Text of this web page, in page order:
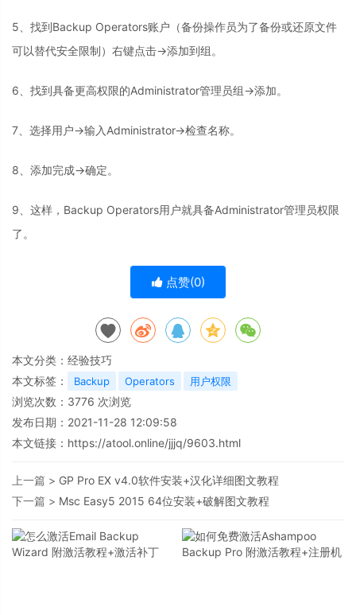
5、找到Backup Operators账户（备份操作员为了备份或还原文件
可以替代安全限制）右键点击→添加到组。
6、找到具备更高权限的Administrator管理员组→添加。
7、选择用户→输入Administrator→检查名称。
8、添加完成→确定。
9、这样，Backup Operators用户就具备Administrator管理员权限
了。
点赞(0)
本文分类： 经验技巧
本文标签：
Backup Operators 用户权限
浏览次数： 3776 次浏览
发布日期：2021-11-28 12:09:58
本文链接： https://atool.online/jjjq/9603.html
上一篇 > GP Pro EX v4.0软件安装+汉化详细图文教程
下一篇 > Msc Easy5 2015 64位安装+破解图文教程